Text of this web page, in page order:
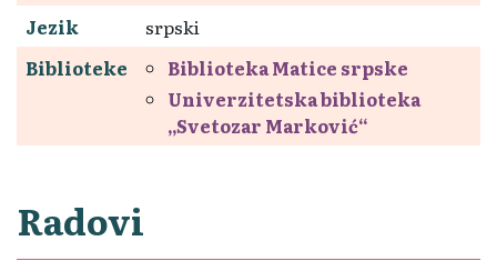
Jezik
srpski
Biblioteke
Biblioteka Matice srpske
Univerzitetska biblioteka
„Svetozar Marković“
Radovi